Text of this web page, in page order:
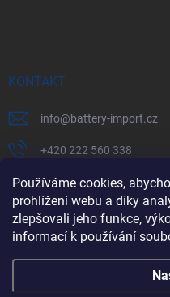
Používáme cookies,
prohlížení webu a díky
zlepšovali jeho funkce,
informací k používání
KONTAKT
info@battery-import.cz
+420 222 560 338
+420 774 969 705
Zboží.cz Heureka.cz